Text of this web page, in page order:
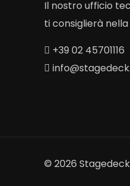
Il nostro ufficio
ti consiglierà
+39 02 45701116
© 2026